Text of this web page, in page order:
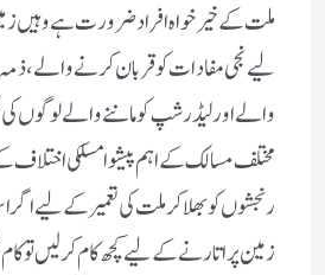
ملت کے خیرخواہ افراد ضرورت ہے وہیں
لیے نجی مفادات کو قربان کرنے والے،
والے اور لیڈر شپ کو ماننے والے لوگوں
مختلف مسالک کے اہم پیشوا مسلکی اختلاف
رنجشوں کو بھلاکر ملت کی تعمیر کے لیے
زمین پر اتارنے کے لیے کچھ کام کرلیں تو